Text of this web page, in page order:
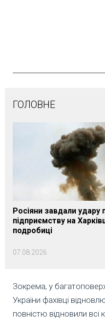
ГОЛОВНЕ
Росіяни завдали удару
підприємству на
подробиці
07.08.2026
Зокрема, у
України фахівці
повністю відновили всі